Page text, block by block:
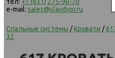
e-mail: sales@slavdvor.ru
Спальные системы /Кровати /
32